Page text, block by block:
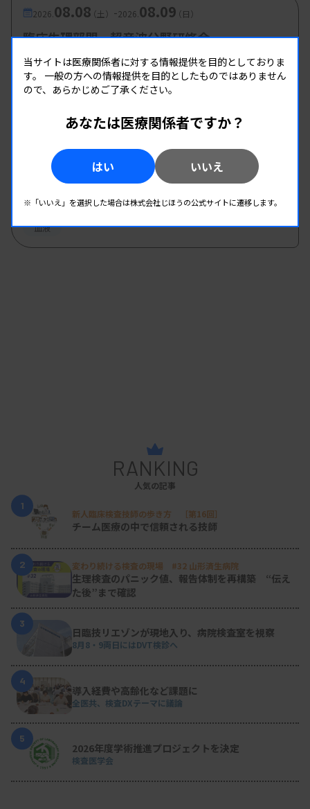
2026. 08.08（土） -2026. 08.09（日）
臨床生理部門 超音波分野研修会
主催 : 新潟県臨床検査技師会
開催場所 : 新潟県
生理
08.08（土） 2026.08.08（土）
石臨技生涯教育セミナー（臨床血液部門）
開催場所 : WEB
血液
RANKING
人気の記事
1
新人臨床検査技師の歩き方 ［第16回］
チーム医療の中で信頼される技師
2 変わり続ける検査の現場 #32 山形済生病院
生理検査のパニック値、報告体制を再構築 “伝え
た後”まで確認
3
日臨技リエゾンが現地入り、病院検査室を視察
8月8・9両日にはDVT検診へ
4
導入経費や高齢化など課題に
全医共、検査DXテーマに議論
5
2026年度学術推進プロジェクトを決定
検査医学会
当サイトは医療関係者に対する情報提供を目的としておりま
す。 一般の方への情報提供を目的としたものではありません
ので、あらかじめご了承ください。
あなたは医療関係者ですか？
はい いいえ
※「いいえ」を選択した場合は株式会社じほうの公式サイトに遷移します。